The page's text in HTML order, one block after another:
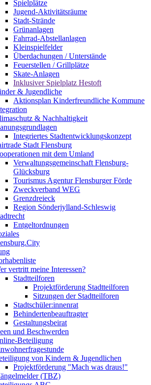
Spielplätze
Jugend-Aktivitätsräume
Stadt-Strände
Grünanlagen
Fahrrad-Abstellanlagen
Kleinspielfelder
Überdachungen / Unterstände
Feuerstellen / Grillplätze
Skate-Anlagen
Inklusiver Spielplatz Hestoft
& Jugendliche
Aktionsplan Kinderfreundliche Kommune
& Nachhaltigkeit
Integriertes Stadtentwicklungskonzept
Stadt Flensburg
mit dem Umland
Verwaltungsgemeinschaft Flensburg-
Glücksburg
Tourismus Agentur Flensburger Förde
Zweckverband WEG
Grenzdreieck
Region Sönderjylland-Schleswig
Entgeltordnungen
vertritt meine Interessen?
Stadtteilforen
Projektförderung Stadtteilforen
Sitzungen der Stadtteilforen
Stadtschüler:innenrat
Behindertenbeauftragter
Gestaltungsbeirat
und Beschwerden
Beteiligung
von Kindern & Jugendlichen
Projektförderung "Mach was draus!"
(TBZ)